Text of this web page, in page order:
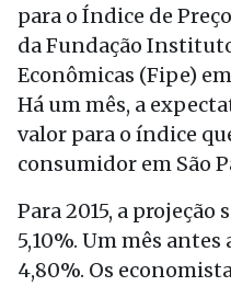
para o Índice de
da Fundação
Econômicas (Fipe)
Há um mês, a
valor para o índice
consumidor em São
Para 2015, a projeção
5,10%. Um mês
4,80%. Os